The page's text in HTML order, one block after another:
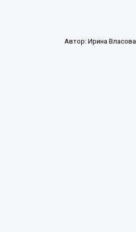
Автор: Ирина Власова